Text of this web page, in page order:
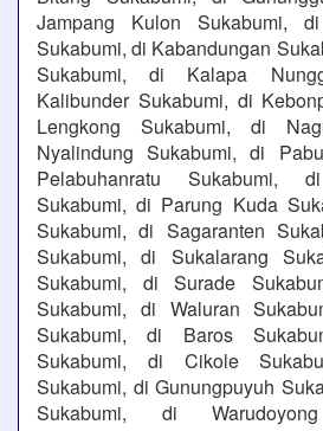
Jampang Kulon Sukabumi,
Sukabumi, di Kabandungan
Sukabumi, di Kalapa
Kalibunder Sukabumi, di
Lengkong Sukabumi, di
Nyalindung Sukabumi, di
Pelabuhanratu Sukabumi,
Sukabumi, di Parung Kuda
Sukabumi, di Sagaranten
Sukabumi, di Sukalarang
Sukabumi, di Surade
Sukabumi, di Waluran
Sukabumi, di Baros
Sukabumi, di Cikole
Sukabumi, di Gunungpuyuh
Sukabumi, di